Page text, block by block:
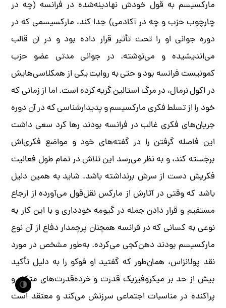
مارکسیسم به قول خودش نهادینه‌شده در فرانسه (چه در
چارچوب حزب و چه در آکادمی) جدا کند، مارکسیسمی که در
دوره جوانی او را تحت تأثیر قرار داده بود و در آن قالب
می‌اندیشیده و می‌نوشته. در جوانی مدتی عضو حزب
کمونیست فرانسه بود و حتی به روایت یکی از همکلاسی‌هایش
در اکول نرمال، در مرگ استالین گریه کرده است. اما از زمانی که
خود را از تسلط فکری مارکسیسم و پدیدارشناسی که در آن دوره
جریان‌های فکری غالب در فرانسه بودند رها کرد سعی داشت
این فاصله گرفتن را در گفته‌های خود و مواضع فکری‌اش
برجسته کند، و به نظر می‌رسد این تلاش در تمام طول فعالیت
فکریش دست از سرش برنداشته باشد. شاید به همین دلیل
باشد که وقتی در آثارش از مارکس نقل‌قول می‌آورده از ارجاع
مستقیم و قرار دادن جمله در گیومه خودداری و با این کار به
نوعی به کسانی که در فرانسه همچنان پرچمدار دفاع از آن نوع
مارکسیسم بودند دهن‌کجی می‌کرده. به‌طور مشخص در مورد
نقد پولانزاس، همان‌طور که گفتید او فوکو را به دلیل تأکید
بیش از حد بر میکروفیزیک قدرت و خرده‌قدرت‌های متکثر و
پراکنده در مناسبات اجتماعی سرزنش می‌کند و معتقد است
🌗